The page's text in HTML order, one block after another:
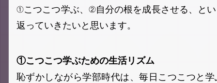
①こつこつ学ぶ、②自分の根を成長させる、と
返っていきたいと思います。
①こつこつ学ぶための生活リズム
恥ずかしながら学部時代は、毎日こつこつと